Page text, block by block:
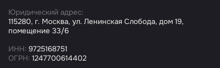
Юридический адрес:
115280, г. Москва, ул. Ленинская Слобода, дом 19,
помещение 33/6
ИНН: 9725168751
ОГРН: 1247700614402